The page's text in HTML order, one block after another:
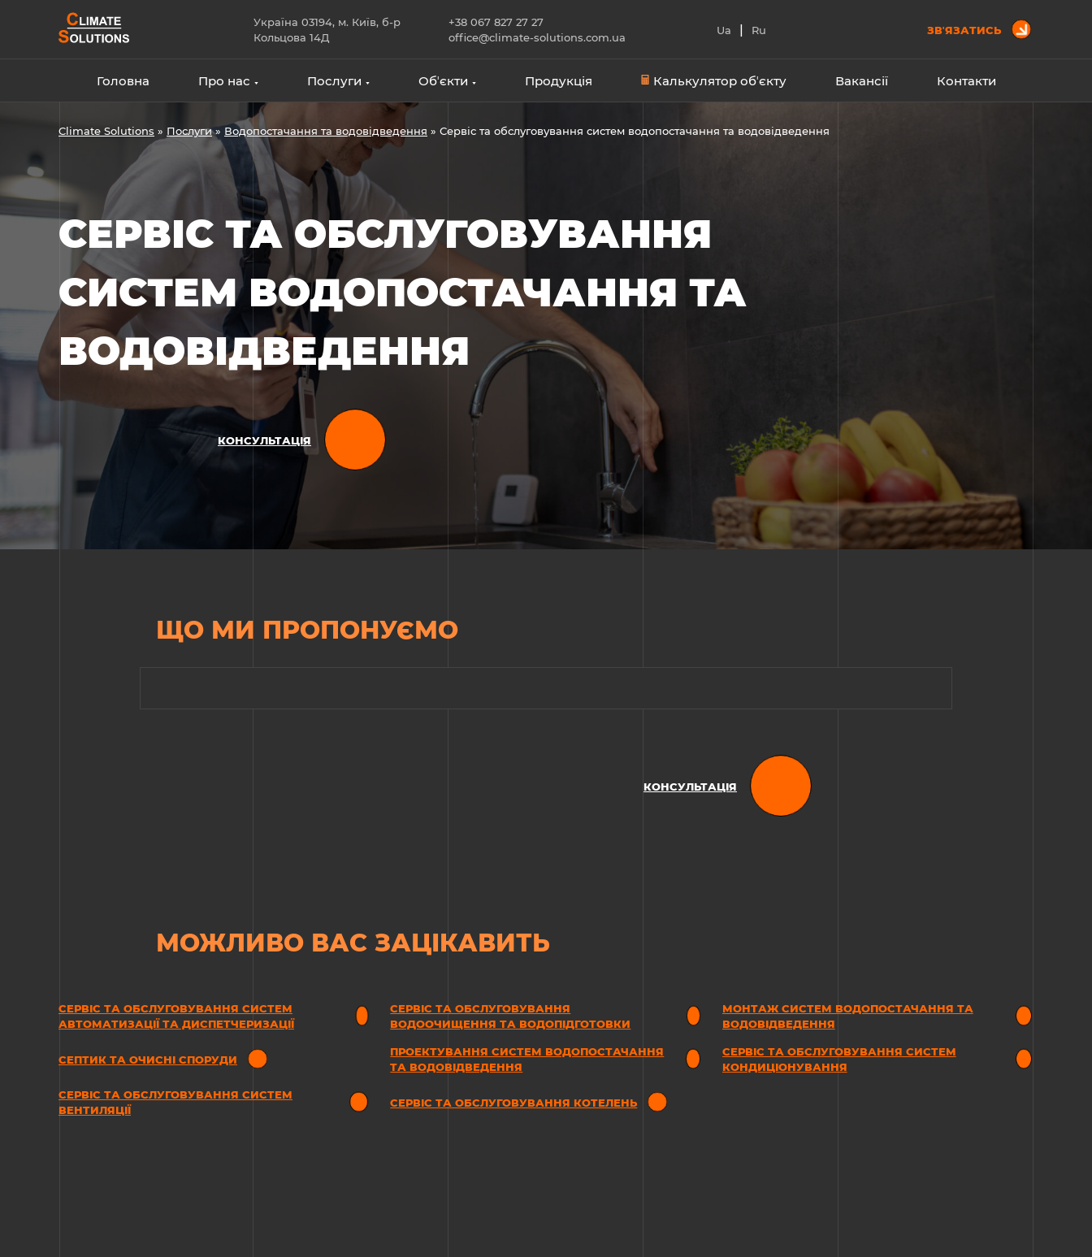
Україна 03194, м. Київ, б-р
Кольцова 14Д
+38 067 827 27 27
office@climate-solutions.com.ua
Ua | Ru ЗВʼЯЗАТИСЬ
Головна Про нас Послуги Обʼєкти Продукція Калькулятор обʼєкту Вакансії Контакти
Climate Solutions » Послуги» Водопостачання та водовідведення » Сервіс та обслуговування систем водопостачання та водовідведення
СЕРВІС ТА ОБСЛУГОВУВАННЯ
СИСТЕМ ВОДОПОСТАЧАННЯ ТА
ВОДОВІДВЕДЕННЯ
КОНСУЛЬТАЦІЯ
ЩО МИ ПРОПОНУЄМО
КОНСУЛЬТАЦІЯ
МОЖЛИВО ВАС ЗАЦІКАВИТЬ
СЕРВІС ТА ОБСЛУГОВУВАННЯ СИСТЕМ
АВТОМАТИЗАЦІЇ ТА ДИСПЕТЧЕРИЗАЦІЇ
СЕРВІС ТА ОБСЛУГОВУВАННЯ
ВОДООЧИЩЕННЯ ТА ВОДОПІДГОТОВКИ
МОНТАЖ СИСТЕМ ВОДОПОСТАЧАННЯ ТА
ВОДОВІДВЕДЕННЯ
СЕПТИК ТА ОЧИСНІ СПОРУДИ
ПРОЕКТУВАННЯ СИСТЕМ ВОДОПОСТАЧАННЯ
ТА ВОДОВІДВЕДЕННЯ
СЕРВІС ТА ОБСЛУГОВУВАННЯ СИСТЕМ
КОНДИЦІОНУВАННЯ
СЕРВІС ТА ОБСЛУГОВУВАННЯ СИСТЕМ
ВЕНТИЛЯЦІЇ
СЕРВІС ТА ОБСЛУГОВУВАННЯ КОТЕЛЕНЬ